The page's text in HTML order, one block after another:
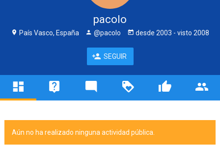
pacolo
País Vasco, España @pacolo desde 2003 - visto 2008
SEGUIR
Aún no ha realizado ninguna actividad pública.